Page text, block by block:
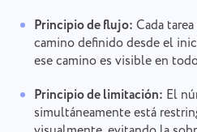
Principio de flujo: Cada
camino definido desde el
ese camino es visible en
Principio de limitación: El
simultáneamente está